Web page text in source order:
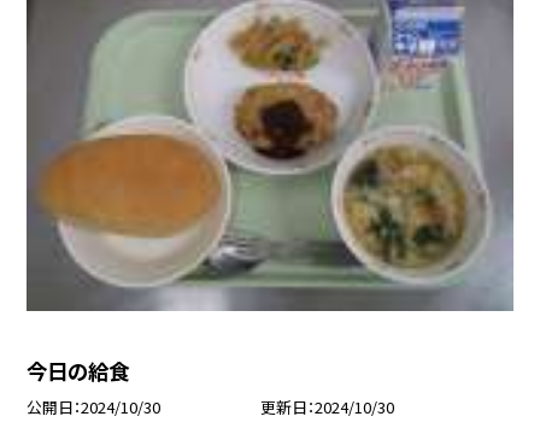
今日の給食
公開日 2024/10/30 更新日 2024/10/30